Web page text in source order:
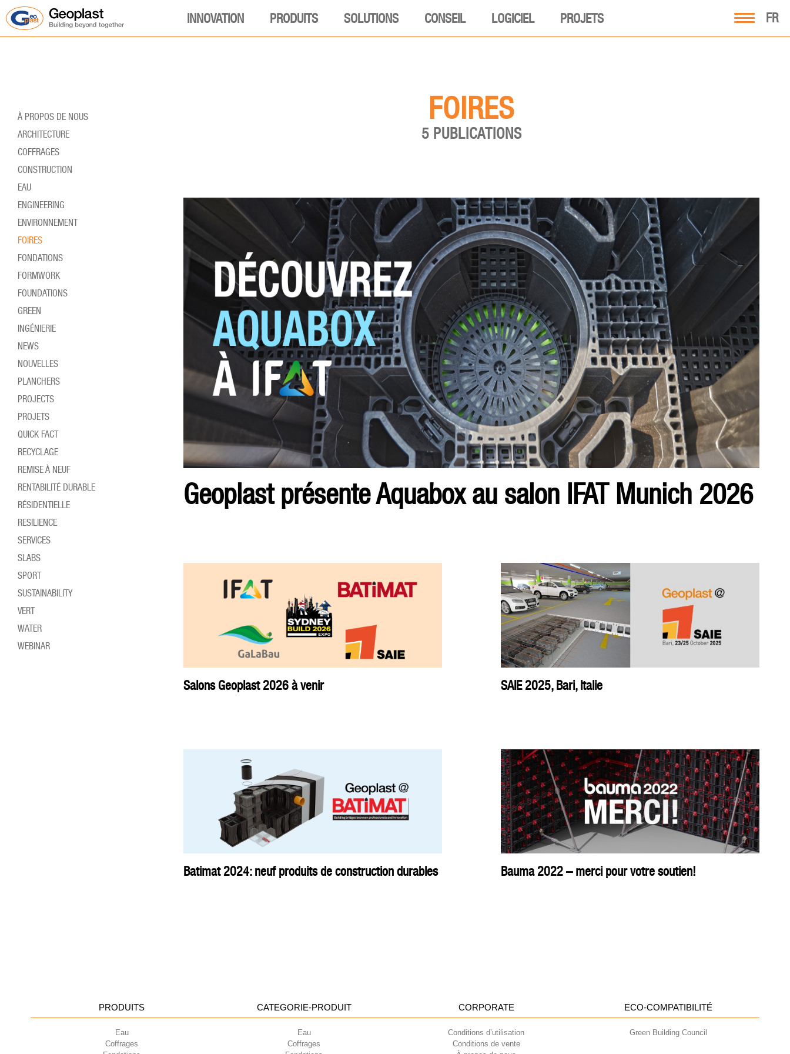
FR
INNOVATION PRODUITS SOLUTIONS CONSEIL LOGICIEL PROJETS
FOIRES
5 PUBLICATIONS
Geoplast présente Aquabox au salon IFAT Munich 2026
Salons Geoplast 2026 à venir SAIE 2025, Bari, Italie
Batimat 2024: neuf produits de construction durables Bauma 2022 – merci pour votre soutien!
À PROPOS DE NOUS
ARCHITECTURE
COFFRAGES
CONSTRUCTION
EAU
ENGINEERING
ENVIRONNEMENT
FOIRES
FONDATIONS
FORMWORK
FOUNDATIONS
GREEN
INGÉNIERIE
NEWS
NOUVELLES
PLANCHERS
PROJECTS
PROJETS
QUICK FACT
RECYCLAGE
REMISE À NEUF
RENTABILITÉ DURABLE
RÉSIDENTIELLE
RESILIENCE
SERVICES
SLABS
SPORT
SUSTAINABILITY
VERT
WATER
WEBINAR
PRODUITS
Eau
Coffrages
CATEGORIE-PRODUIT
Eau
Coffrages
CORPORATE
Conditions d’utilisation
Conditions de vente
ECO-COMPATIBILITÉ
Green Building Council